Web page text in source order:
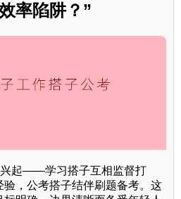
率陷阱？”
兴起——学习搭子互相监督打
，公考搭子结伴刷题备考。这